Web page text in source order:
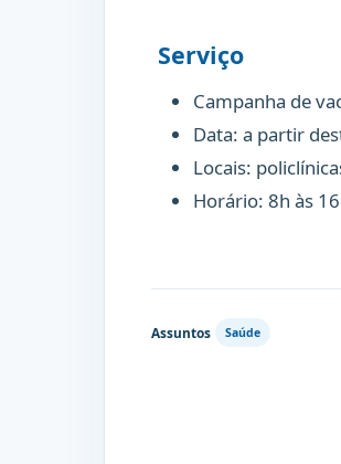
Serviço
Campanha de
Data: a partir
Locais:
Horário: 8h às
Assuntos Saúde